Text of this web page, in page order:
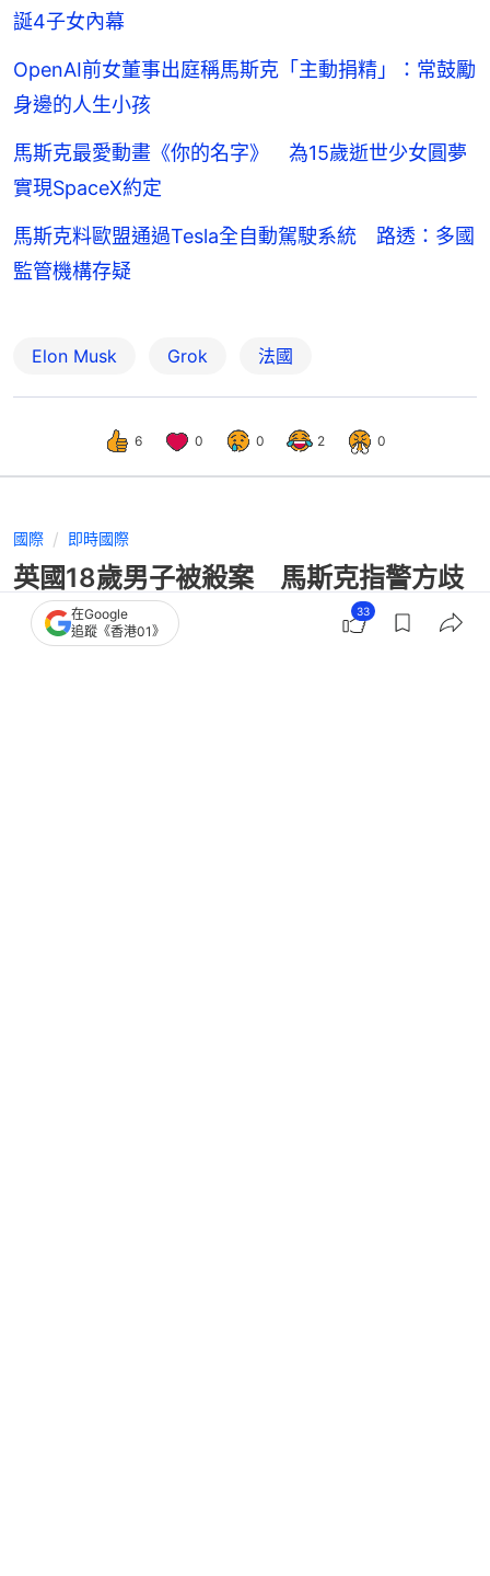
誕4子女內幕
OpenAI前女董事出庭稱馬斯克「主動捐精」：常鼓勵
身邊的人生小孩
馬斯克最愛動畫《你的名字》 為15歲逝世少女圓夢
實現SpaceX約定
馬斯克料歐盟通過Tesla全自動駕駛系統 路透：多國
監管機構存疑
Elon Musk Grok 法國
6 0 0 2 0
國際 即時國際
英國18歲男子被殺案 馬斯克指警方歧
視白人 施紀賢批其煽動分裂
在Google
追蹤《香港01》
33